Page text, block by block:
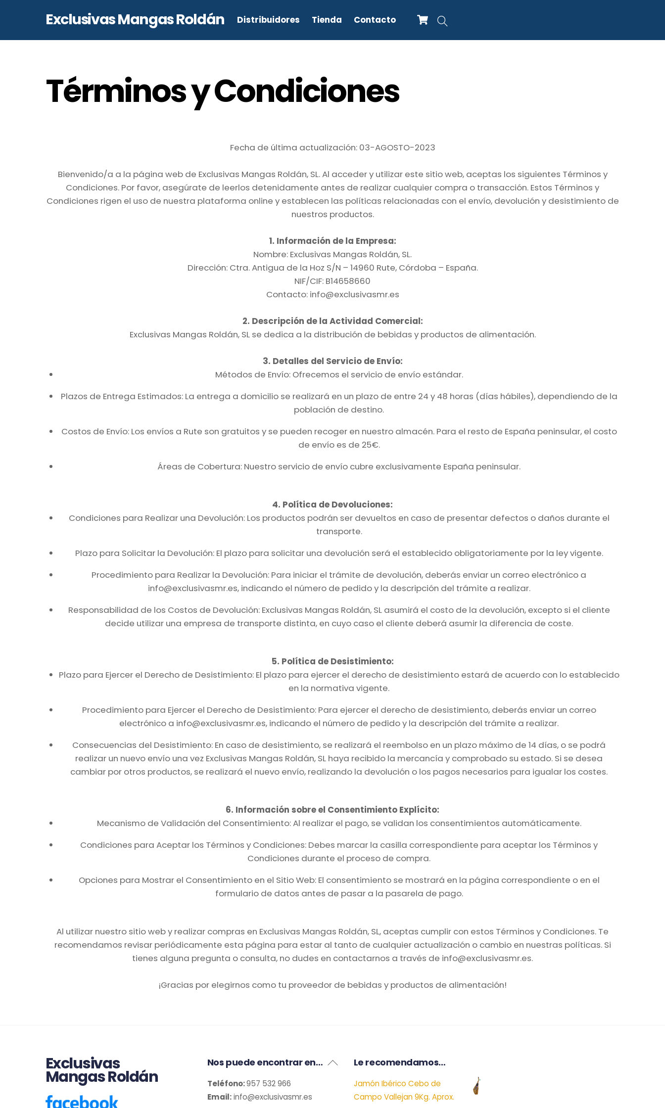
Exclusivas Mangas Roldán Cart
Distribuidores Tienda Contacto
Términos y Condiciones
Fecha de última actualización: 03-AGOSTO-2023
Bienvenido/a a la página web de Exclusivas Mangas Roldán, SL. Al acceder y utilizar este sitio web, aceptas los siguientes Términos y
Condiciones. Por favor, asegúrate de leerlos detenidamente antes de realizar cualquier compra o transacción. Estos Términos y
Condiciones rigen el uso de nuestra plataforma online y establecen las políticas relacionadas con el envío, devolución y desistimiento de
nuestros productos.
1. Información de la Empresa:
Nombre: Exclusivas Mangas Roldán, SL.
Dirección: Ctra. Antigua de la Hoz S/N – 14960 Rute, Córdoba – España.
NIF/CIF: B14658660
Contacto: info@exclusivasmr.es
2. Descripción de la Actividad Comercial:
Exclusivas Mangas Roldán, SL se dedica a la distribución de bebidas y productos de alimentación.
3. Detalles del Servicio de Envío:
Métodos de Envío: Ofrecemos el servicio de envío estándar.
Plazos de Entrega Estimados: La entrega a domicilio se realizará en un plazo de entre 24 y 48 horas (días hábiles), dependiendo de la
población de destino.
Costos de Envío: Los envíos a Rute son gratuitos y se pueden recoger en nuestro almacén. Para el resto de España peninsular, el costo
de envío es de 25€.
Áreas de Cobertura: Nuestro servicio de envío cubre exclusivamente España peninsular.
4. Política de Devoluciones:
Condiciones para Realizar una Devolución: Los productos podrán ser devueltos en caso de presentar defectos o daños durante el
transporte.
Plazo para Solicitar la Devolución: El plazo para solicitar una devolución será el establecido obligatoriamente por la ley vigente.
Procedimiento para Realizar la Devolución: Para iniciar el trámite de devolución, deberás enviar un correo electrónico a
info@exclusivasmr.es, indicando el número de pedido y la descripción del trámite a realizar.
Responsabilidad de los Costos de Devolución: Exclusivas Mangas Roldán, SL asumirá el costo de la devolución, excepto si el cliente
decide utilizar una empresa de transporte distinta, en cuyo caso el cliente deberá asumir la diferencia de coste.
5. Política de Desistimiento:
Plazo para Ejercer el Derecho de Desistimiento: El plazo para ejercer el derecho de desistimiento estará de acuerdo con lo establecido
en la normativa vigente.
Procedimiento para Ejercer el Derecho de Desistimiento: Para ejercer el derecho de desistimiento, deberás enviar un correo
electrónico a info@exclusivasmr.es, indicando el número de pedido y la descripción del trámite a realizar.
Consecuencias del Desistimiento: En caso de desistimiento, se realizará el reembolso en un plazo máximo de 14 días, o se podrá
realizar un nuevo envío una vez Exclusivas Mangas Roldán, SL haya recibido la mercancía y comprobado su estado. Si se desea
cambiar por otros productos, se realizará el nuevo envío, realizando la devolución o los pagos necesarios para igualar los costes.
6. Información sobre el Consentimiento Explícito:
Mecanismo de Validación del Consentimiento: Al realizar el pago, se validan los consentimientos automáticamente.
Condiciones para Aceptar los Términos y Condiciones: Debes marcar la casilla correspondiente para aceptar los Términos y
Condiciones durante el proceso de compra.
Opciones para Mostrar el Consentimiento en el Sitio Web: El consentimiento se mostrará en la página correspondiente o en el
formulario de datos antes de pasar a la pasarela de pago.
Al utilizar nuestro sitio web y realizar compras en Exclusivas Mangas Roldán, SL, aceptas cumplir con estos Términos y Condiciones. Te
recomendamos revisar periódicamente esta página para estar al tanto de cualquier actualización o cambio en nuestras políticas. Si
tienes alguna pregunta o consulta, no dudes en contactarnos a través de info@exclusivasmr.es.
¡Gracias por elegirnos como tu proveedor de bebidas y productos de alimentación!
Back
Exclusivas
Mangas Roldán
Nos puede encontrar en…
Teléfono:957 532 966
Email:info@exclusivasmr.es
Le recomendamos…
Jamón Ibérico Cebo de
Campo Vallejan 9Kg. Aprox.